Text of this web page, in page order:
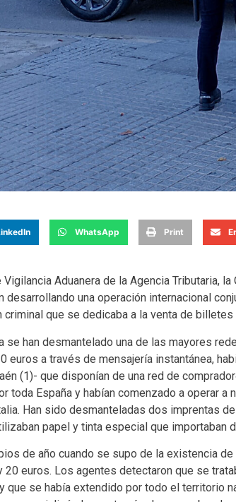
WhatsApp Print
Aduanera de la Agencia Tributaria, la
desarrollando una operación internacional
criminal que se dedicaba a la venta de
se han desmantelado una de las mayores
a través de mensajería instantánea,
(1)- que disponían de una red de
toda España y habían comenzado a operar a
Han sido desmanteladas dos imprentas
papel y tinta especial que importaban
de año cuando se supo de la existencia de
euros. Los agentes detectaron que se
que se había extendido por todo el territorio